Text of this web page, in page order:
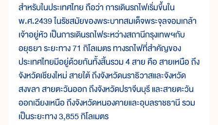
สำหรับในประเทศไทย ถือว่า การเดินรถไฟเริ่มขึ้นใน
พ.ศ.2439 ในรัชสมัยของพระบาทสมเด็จพระจุลจอมเกล้า
เจ้าอยู่หัว เป็นการเดินรถไฟระหว่างสถานีกรุงเทพฯกับ
อยุธยา ระยะทาง 71 กิโลเมตร ทางรถไฟที่สำคัญของ
ประเทศไทยมีอยู่ด้วยกันทั้งสิ้นรวม 4 สาย คือ สายเหนือ ถึง
จังหวัดเชียงใหม่ สายใต้ ถึงจังหวัดนราธิวาสและจังหวัด
สงขลา สายตะวันออก ถึงจังหวัดปราจีนบุรี และสายตะวัน
ออกเฉียงเหนือ ถึงจังหวัดหนองคายและอุบลราชธานี รวม
เป็นระยะทาง 3,855 กิโลเมตร